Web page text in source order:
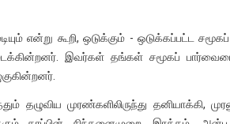
என்று கூறி, ஒடுக்கும் - ஒடுக்கப்பட்ட
இவர்கள் தங்கள் சமூகப்
முரண்களிலிருந்து தனியாக்கி,